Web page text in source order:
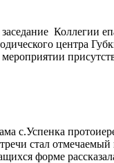
Коллегии
центра
с.Успенка
стал
форме